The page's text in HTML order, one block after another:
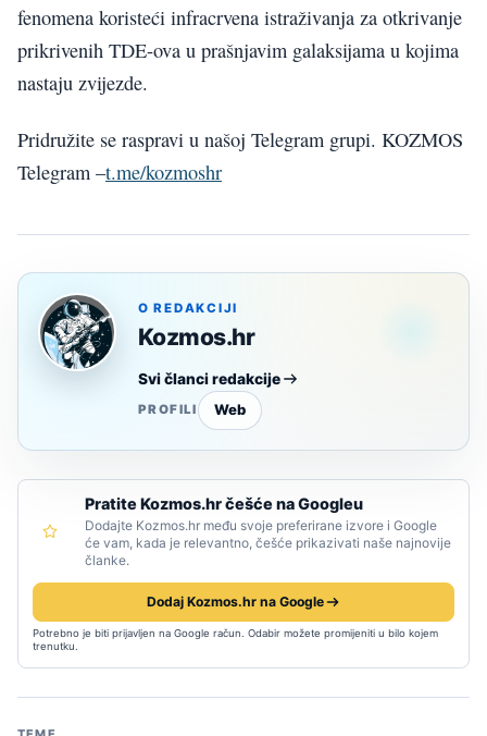
fenomena koristeći infracrvena istraživanja za otkrivanje
prikrivenih TDE-ova u prašnjavim galaksijama u kojima
nastaju zvijezde.
Pridružite se raspravi u našoj Telegram grupi. KOZMOS
Telegram –t.me/kozmoshr
O REDAKCIJI
Kozmos.hr
Svi članci redakcije
PROFILI Web
Pratite Kozmos.hr češće na Googleu
Dodajte Kozmos.hr među svoje preferirane izvore i Google
će vam, kada je relevantno, češće prikazivati naše najnovije
članke.
Dodaj Kozmos.hr na Google
Potrebno je biti prijavljen na Google račun. Odabir možete promijeniti u bilo kojem
trenutku.